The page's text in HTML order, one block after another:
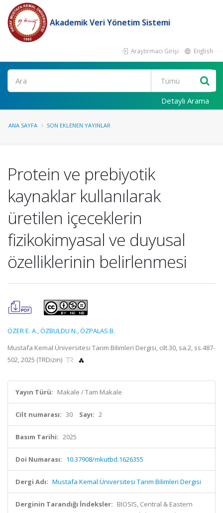
Akademik Veri Yönetim Sistemi
Araştırmacı Girişi English
Ara
Detaylı Arama
ANA SAYFA SON EKLENEN YAYINLAR
Protein ve prebiyotik
kaynaklar kullanılarak
üretilen içeceklerin
fizikokimyasal ve duyusal
özelliklerinin belirlenmesi
ÖZER E. A.,ÖZBULDU N.,ÖZPALAS B.
Mustafa Kemal Üniversitesi Tarım Bilimleri Dergisi, cilt.30, sa.2, ss.487-
502, 2025 (TRDizin)
Yayın Türü: Makale / Tam Makale
Cilt numarası: 30 Sayı: 2
Basım Tarihi: 2025
Doi Numarası: 10.37908/mkutbd.1626355
Dergi Adı: Mustafa Kemal Üniversitesi Tarım Bilimleri Dergisi
Derginin Tarandığı İndeksler: BIOSIS, Central & Eastern